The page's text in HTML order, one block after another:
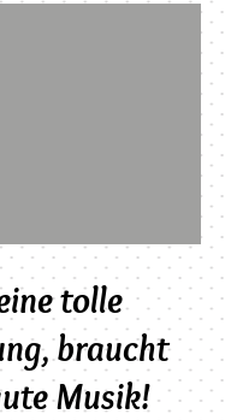
tolle
braucht
Musik!